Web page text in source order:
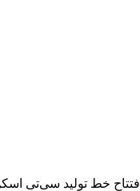
افتتاح خط تولید سی‌تی